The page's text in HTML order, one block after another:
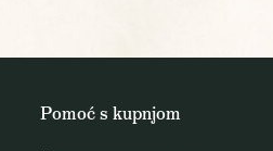
Pomoć s kupnjom